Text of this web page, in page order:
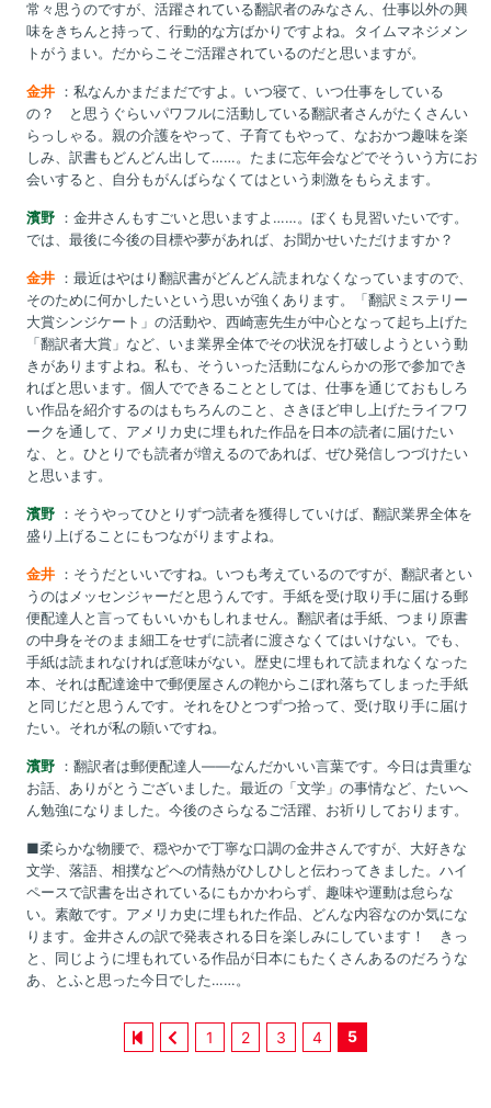
常々思うのですが、活躍されている翻訳者のみなさん、仕事以外の興
味をきちんと持って、行動的な方ばかりですよね。タイムマネジメン
トがうまい。だからこそご活躍されているのだと思いますが。
金井：私なんかまだまだですよ。いつ寝て、いつ仕事をしている
の？ と思うぐらいパワフルに活動している翻訳者さんがたくさんい
らっしゃる。親の介護をやって、子育てもやって、なおかつ趣味を楽
しみ、訳書もどんどん出して……。たまに忘年会などでそういう方にお
会いすると、自分もがんばらなくてはという刺激をもらえます。
濱野：金井さんもすごいと思いますよ……。ぼくも見習いたいです。
では、最後に今後の目標や夢があれば、お聞かせいただけますか？
金井：最近はやはり翻訳書がどんどん読まれなくなっていますので、
そのために何かしたいという思いが強くあります。「翻訳ミステリー
大賞シンジケート」の活動や、西崎憲先生が中心となって起ち上げた
「翻訳者大賞」など、いま業界全体でその状況を打破しようという動
きがありますよね。私も、そういった活動になんらかの形で参加でき
ればと思います。個人でできることとしては、仕事を通じておもしろ
い作品を紹介するのはもちろんのこと、さきほど申し上げたライフワ
ークを通して、アメリカ史に埋もれた作品を日本の読者に届けたい
な、と。ひとりでも読者が増えるのであれば、ぜひ発信しつづけたい
と思います。
濱野：そうやってひとりずつ読者を獲得していけば、翻訳業界全体を
盛り上げることにもつながりますよね。
金井：そうだといいですね。いつも考えているのですが、翻訳者とい
うのはメッセンジャーだと思うんです。手紙を受け取り手に届ける郵
便配達人と言ってもいいかもしれません。翻訳者は手紙、つまり原書
の中身をそのまま細工をせずに読者に渡さなくてはいけない。でも、
手紙は読まれなければ意味がない。歴史に埋もれて読まれなくなった
本、それは配達途中で郵便屋さんの鞄からこぼれ落ちてしまった手紙
と同じだと思うんです。それをひとつずつ拾って、受け取り手に届け
たい。それが私の願いですね。
濱野：翻訳者は郵便配達人――なんだかいい言葉です。今日は貴重な
お話、ありがとうございました。最近の「文学」の事情など、たいへ
ん勉強になりました。今後のさらなるご活躍、お祈りしております。
■柔らかな物腰で、穏やかで丁寧な口調の金井さんですが、大好きな
文学、落語、相撲などへの情熱がひしひしと伝わってきました。ハイ
ペースで訳書を出されているにもかかわらず、趣味や運動は怠らな
い。素敵です。アメリカ史に埋もれた作品、どんな内容なのか気にな
ります。金井さんの訳で発表される日を楽しみにしています！ きっ
と、同じように埋もれている作品が日本にもたくさんあるのだろうな
あ、とふと思った今日でした……。
1 2 3 4 5